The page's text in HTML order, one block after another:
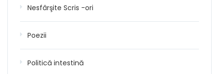
Nesfârşite Scris -ori
Poezii
Politică intestină